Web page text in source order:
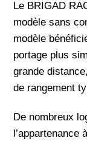
Le BRIGAD
modèle sans
modèle
portage plus
grande
de rangement
De nombreux